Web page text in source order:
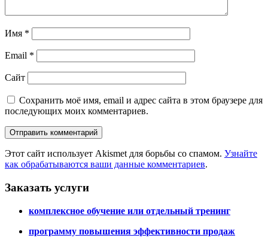
Имя *
Email *
Сайт
Сохранить моё имя, email и адрес сайта в этом браузере для
последующих моих комментариев.
Этот сайт использует Akismet для борьбы со спамом. Узнайте
как обрабатываются ваши данные комментариев.
Заказать услуги
комплексное обучение или отдельный тренинг
программу повышения эффективности продаж